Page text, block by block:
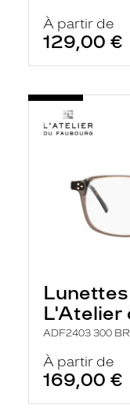
À partir de
129,00 €
L'Atelier
ADF2403 300
À partir de
169,00 €